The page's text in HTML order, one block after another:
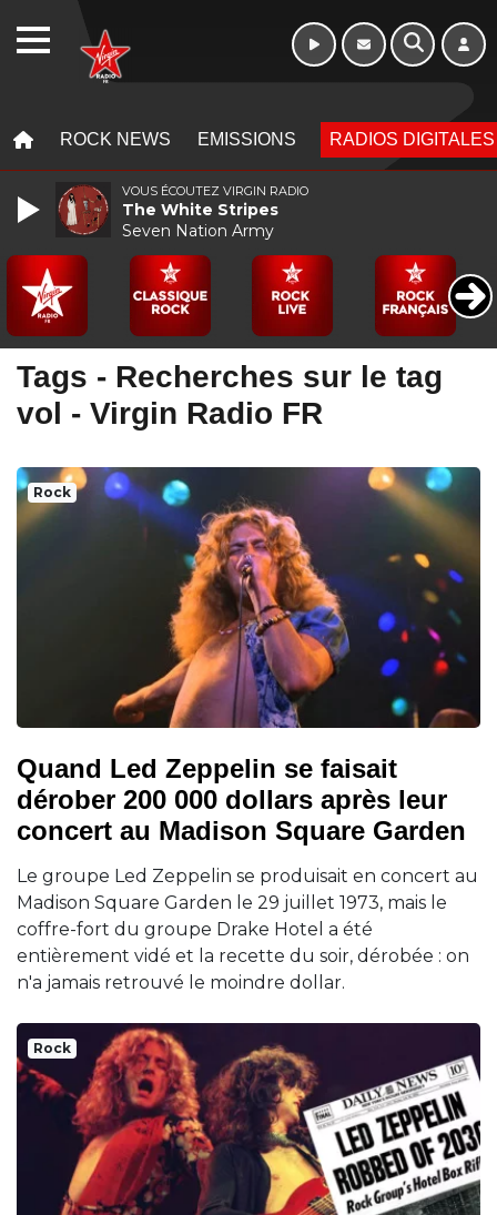
ROCK NEWS EMISSIONS RADIOS DIGITALES
Tags - Recherches sur le tag
vol - Virgin Radio FR
Rock
Quand Led Zeppelin se faisait
dérober 200 000 dollars après leur
concert au Madison Square Garden
Le groupe Led Zeppelin se produisait en concert au
Madison Square Garden le 29 juillet 1973, mais le
coffre-fort du groupe Drake Hotel a été
entièrement vidé et la recette du soir, dérobée : on
n'a jamais retrouvé le moindre dollar.
Rock
VOUS ÉCOUTEZ VIRGIN RADIO
The White Stripes
Seven Nation Army
WEBRADIO 10h - 13h